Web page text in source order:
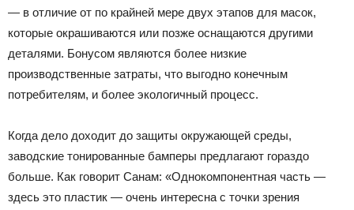
— в отличие от по крайней мере двух этапов для масок,
которые окрашиваются или позже оснащаются другими
деталями. Бонусом являются более низкие
производственные затраты, что выгодно конечным
потребителям, и более экологичный процесс.
Когда дело доходит до защиты окружающей среды,
заводские тонированные бамперы предлагают гораздо
больше. Как говорит Санам: «Однокомпонентная часть —
здесь это пластик — очень интересна с точки зрения